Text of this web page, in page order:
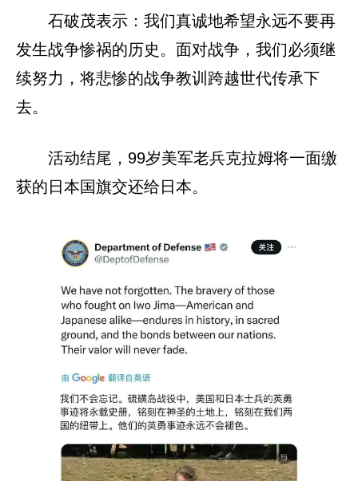
石破茂表示：我们真诚地希望永远不要再
发生战争惨祸的历史。面对战争，我们必须继
续努力，将悲惨的战争教训跨越世代传承下
去。
活动结尾，99岁美军老兵克拉姆将一面缴
获的日本国旗交还给日本。